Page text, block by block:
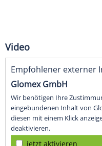
Video
Empfohlener externer
Glomex GmbH
Wir benötigen Ihre
eingebundenen Inhalt von
diesen mit einem Klick
deaktivieren.
jetzt aktivieren